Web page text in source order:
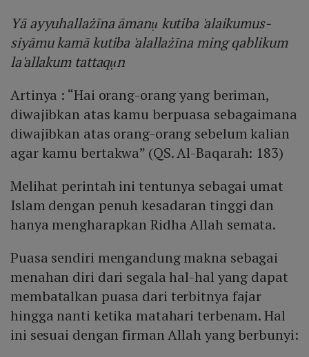
Yā ayyuhallażīna āmanụ kutiba 'alaikumus-
siyāmu kamā kutiba 'alallażīna ming qablikum
la'allakum tattaqụn
Artinya : “Hai orang-orang yang beriman,
diwajibkan atas kamu berpuasa sebagaimana
diwajibkan atas orang-orang sebelum kalian
agar kamu bertakwa” (QS. Al-Baqarah: 183)
Melihat perintah ini tentunya sebagai umat
Islam dengan penuh kesadaran tinggi dan
hanya mengharapkan Ridha Allah semata.
Puasa sendiri mengandung makna sebagai
menahan diri dari segala hal-hal yang dapat
membatalkan puasa dari terbitnya fajar
hingga nanti ketika matahari terbenam. Hal
ini sesuai dengan firman Allah yang berbunyi: